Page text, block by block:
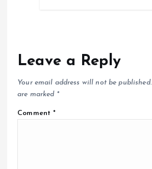
Leave a Reply
Your email address will not be published.
are marked *
Comment*